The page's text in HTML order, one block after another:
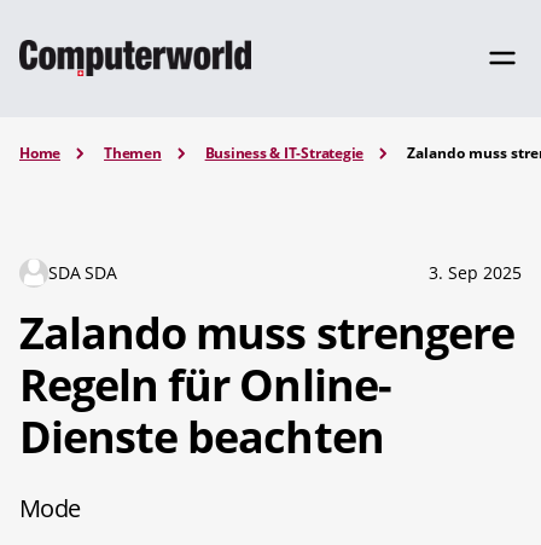
Home Themen Business & IT-Strategie Zalando muss
SDA SDA 3. Sep 2025
Zalando muss strengere
Regeln für Online-
Dienste beachten
Mode